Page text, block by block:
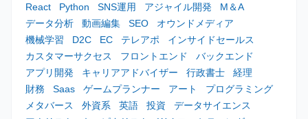
React
Python SNS運用 アジャイル開発
M＆A
データ分析
動画編集 SEO
オウンドメディア
機械学習
D2C EC テレアポ
インサイドセールス
カスタマーサクセス
フロントエンド
バックエンド
アプリ開発
キャリアアドバイザー 行政書士
経理
財務
Saas ゲームプランナー アート
プログラミング
メタバース
外資系 英語 投資
データサイエンス